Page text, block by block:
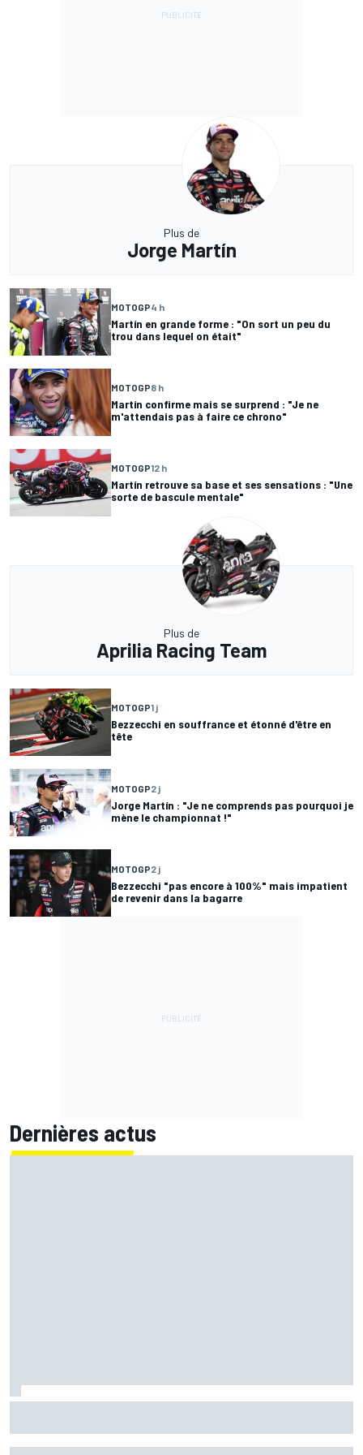
Plus de
Jorge Martín
MOTOGP4 h
Martín en grande forme : "On sort un peu du
trou dans lequel on était"
MOTOGP8 h
Martín confirme mais se surprend : "Je ne
m'attendais pas à faire ce chrono"
MOTOGP12 h
Martín retrouve sa base et ses sensations : "Une
sorte de bascule mentale"
Plus de
Aprilia Racing Team
MOTOGP1 j
Bezzecchi en souffrance et étonné d'être en
tête
MOTOGP2 j
Jorge Martín : "Je ne comprends pas pourquoi je
mène le championnat !"
MOTOGP2 j
Bezzecchi "pas encore à 100%" mais impatient
de revenir dans la bagarre
Dernières actus